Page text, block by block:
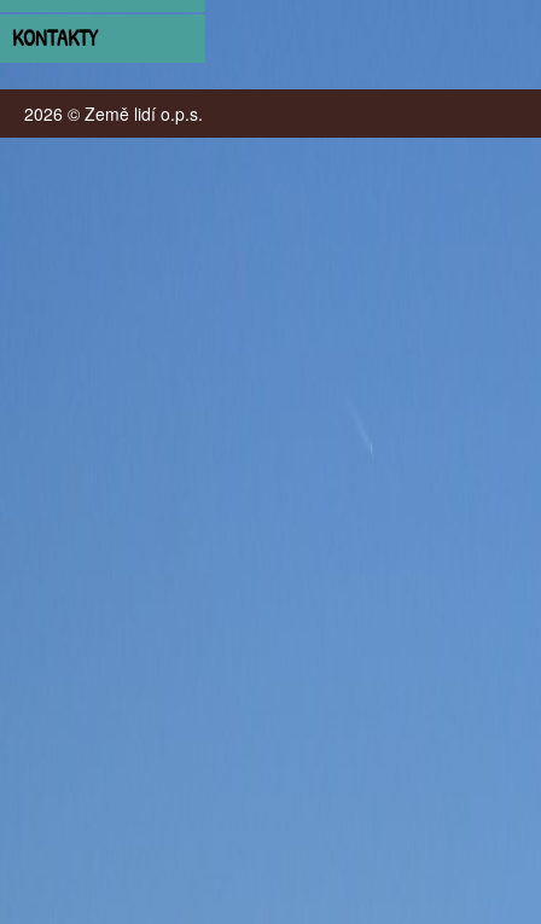
KONTAKTY
2026 © Země lidí o.p.s.